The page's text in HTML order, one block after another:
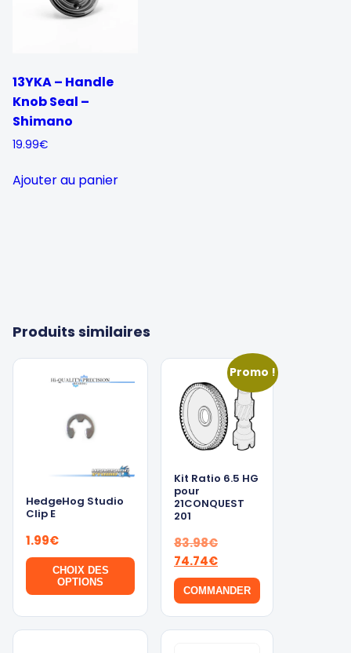
13YKA – Handle
Knob Seal –
Shimano
19.99€
Ajouter au panier
Produits similaires
HedgeHog Studio
Clip E
1.99€
CHOIX DES
OPTIONS
Promo !
Kit Ratio 6.5 HG
pour
21CONQUEST
201
83.98€Le
prix
initial
était :
83.98€.
74.74€Le
prix
actuel
est :
74.74€.
COMMANDER